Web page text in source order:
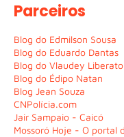
Parceiros
Blog do Edmilson Sousa
Blog do Eduardo Dantas
Blog do Vlaudey Liberato
Blog do Édipo Natan
Blog Jean Souza
CNPolícia.com
Jair Sampaio - Caicó
Mossoró Hoje - O portal